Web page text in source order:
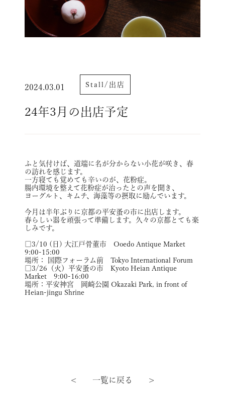
2024.03.01 Stall/出店
24年3月の出店予定
ふと気付けば、道端に名が分からない小花が咲き、春
の訪れを感じます。
一方寝ても覚めても辛いのが、花粉症。
腸内環境を整えて花粉症が治ったとの声を聞き、
ヨーグルト、キムチ、海藻等の摂取に励んでいます。
今月は半年ぶりに京都の平安蚤の市に出店します。
春らしい器を頑張って準備します。久々の京都とても楽
しみです。
□3/10 (日) 大江戸骨董市 Ooedo Antique Market
9:00-15:00
場所： 国際フォーラム前 Tokyo International Forum
□3/26（火）平安蚤の市 Kyoto Heian Antique
Market 9:00-16:00
場所：平安神宮 岡崎公園 Okazaki Park, in front of
Heian-jingu Shrine
< 一覧に戻る >